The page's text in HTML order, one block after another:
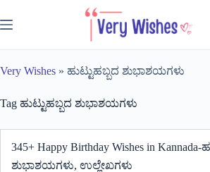
to
content
Very Wishes » ಹುಟ್ಟುಹಬ್ಬದ ಶುಭಾಶಯಗಳು
Tag ಹುಟ್ಟುಹಬ್ಬದ ಶುಭಾಶಯಗಳು
345+ Happy Birthday Wishes in Kannada-
ಶುಭಾಶಯಗಳು, ಉಲ್ಲೇಖಗಳು